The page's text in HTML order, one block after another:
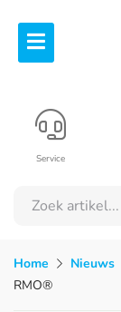
Service
Home Nieuws
RMO®